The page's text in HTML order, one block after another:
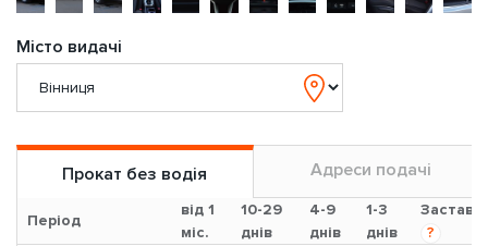
Місто видачі
Прокат без водія Адреси подачі
Період
від 1
міс.
10-29
днів
4-9
днів
1-3
днів
Застава
?